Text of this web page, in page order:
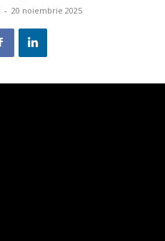
- 20 noiembrie 2025